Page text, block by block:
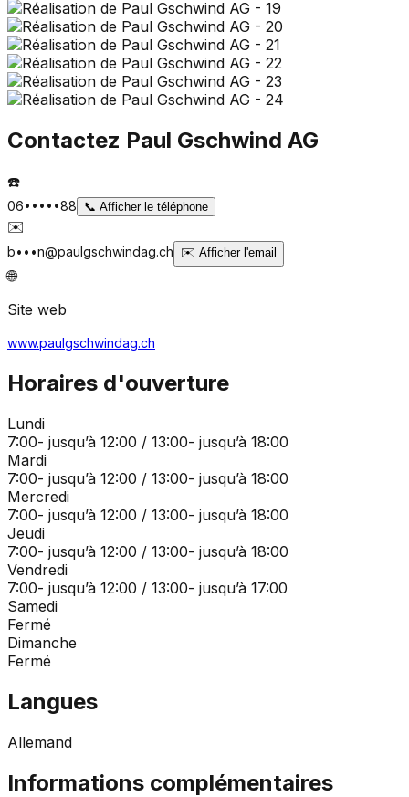
Contactez Paul Gschwind AG
☎️
06•••••88 📞 Afficher le téléphone
✉️
b•••n@paulgschwindag.ch ✉️ Afficher l'email
🌐
Site web
www.paulgschwindag.ch
Horaires d'ouverture
Lundi
7:00- jusqu’à 12:00 / 13:00- jusqu’à 18:00
Mardi
7:00- jusqu’à 12:00 / 13:00- jusqu’à 18:00
Mercredi
7:00- jusqu’à 12:00 / 13:00- jusqu’à 18:00
Jeudi
7:00- jusqu’à 12:00 / 13:00- jusqu’à 18:00
Vendredi
7:00- jusqu’à 12:00 / 13:00- jusqu’à 17:00
Samedi
Fermé
Dimanche
Fermé
Langues
Allemand
Informations complémentaires